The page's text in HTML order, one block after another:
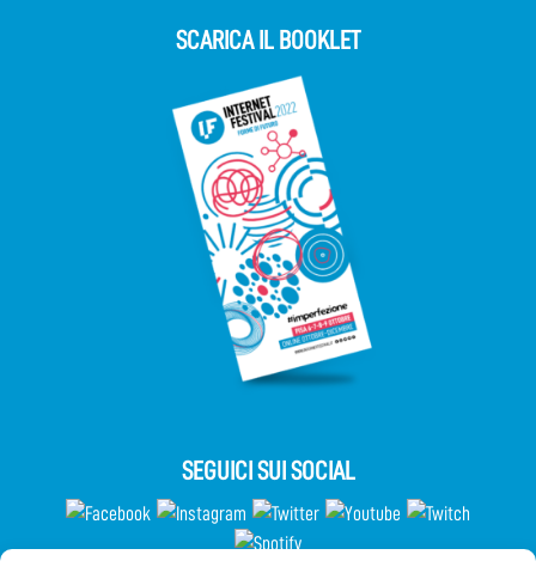
SCARICA IL BOOKLET
SEGUICI SUI SOCIAL